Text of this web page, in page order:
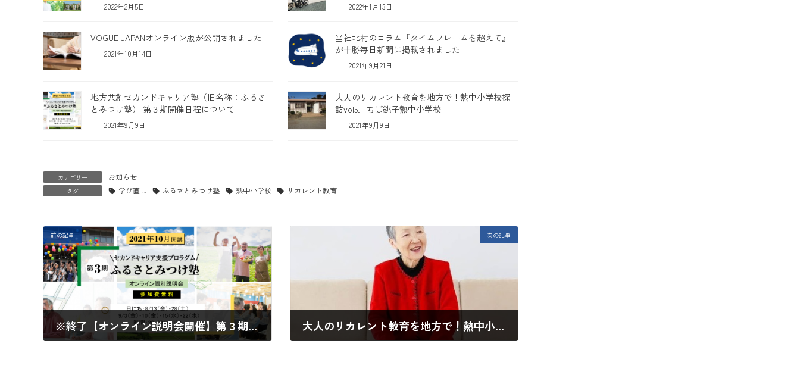
2022年2月5日 2022年1月13日
VOGUE JAPANオンライン版が公開されました
2021年10月14日
当社北村のコラム『タイムフレームを超えて』
が十勝毎日新聞に掲載されました
2021年9月21日
地方共創セカンドキャリア塾（旧名称：ふるさ
とみつけ塾） 第３期開催日程について
2021年9月9日
大人のリカレント教育を地方で！熱中小学校探
訪vol5．ちば銚子熱中小学校
2021年9月9日
カテゴリー お知らせ
タグ 学び直し ふるさとみつけ塾 熱中小学校 リカレント教育
前の記事
※終了【オンライン説明会開催】第３期ふるさとみつけ塾
次の記事
大人のリカレント教育を地方で！熱中小学校探訪vol2．世界最高齢プログラマー若宮正子さんの語る熱中小学校